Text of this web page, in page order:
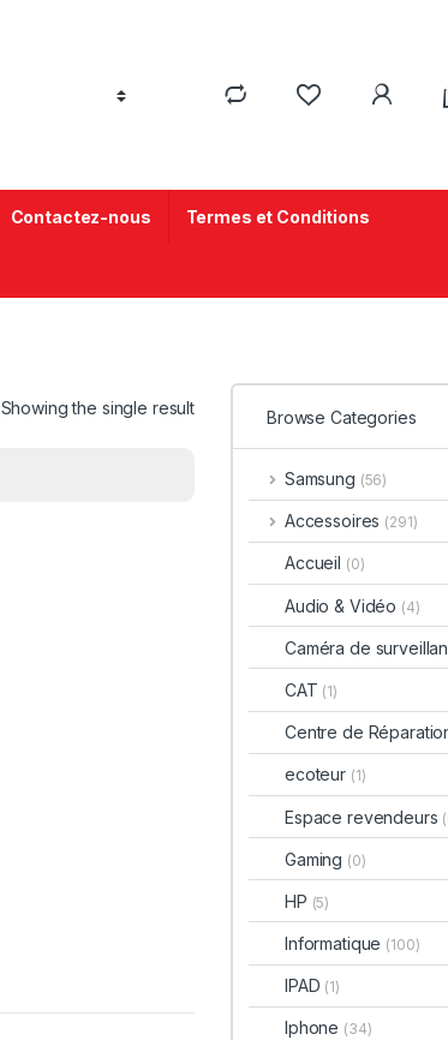
Contactez-nous Termes et Conditions
Showing the single result Browse Categories
Samsung (56)
Accessoires (291)
Accueil (0)
Audio & Vidéo (4)
Caméra de
CAT (1)
Centre de
ecoteur (1)
Espace revendeurs
Gaming (0)
HP (5)
Informatique (100)
IPAD (1)
Iphone (34)